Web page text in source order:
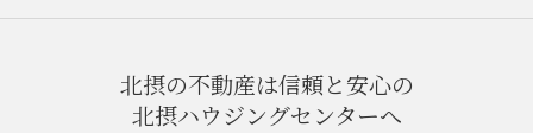
北摂の不動産は信頼と安心の
北摂ハウジングセンターへ